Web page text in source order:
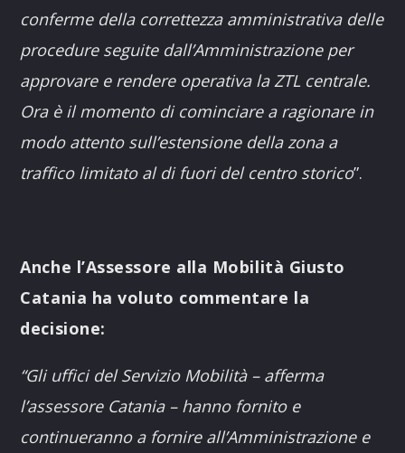
conferme della correttezza amministrativa delle
procedure seguite dall’Amministrazione per
approvare e rendere operativa la ZTL centrale.
Ora è il momento di cominciare a ragionare in
modo attento sull’estensione della zona a
traffico limitato al di fuori del centro storico”.
Anche l’Assessore alla Mobilità Giusto
Catania ha voluto commentare la
decisione:
“Gli uffici del Servizio Mobilità – afferma
l’assessore Catania – hanno fornito e
continueranno a fornire all’Amministrazione e